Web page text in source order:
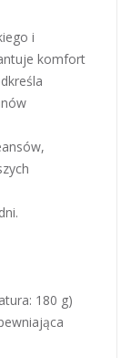
i
komfort
180 g)